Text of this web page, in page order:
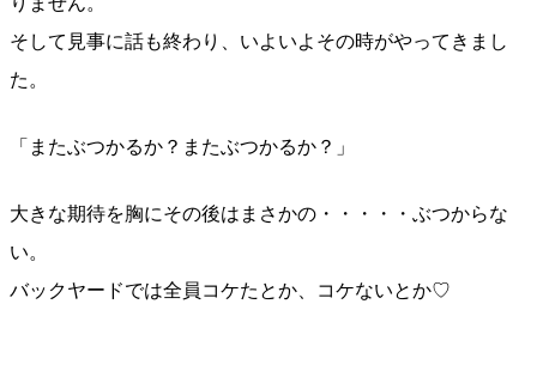
そして見事に話も終わり、いよいよその時がやってきまし
た。
「またぶつかるか？またぶつかるか？」
大きな期待を胸にその後はまさかの・・・・・ぶつからな
い。
バックヤードでは全員コケたとか、コケないとか♡